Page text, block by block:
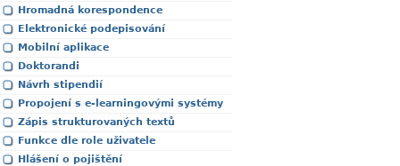
Hromadná korespondence
Elektronické podepisování
Mobilní aplikace
Doktorandi
Návrh stipendií
Propojení s e-learningovými systémy
Zápis strukturovaných textů
Funkce dle role uživatele
Hlášení o pojištění